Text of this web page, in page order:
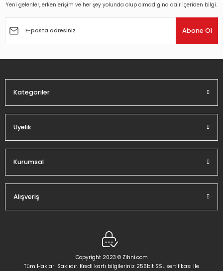
Ürün açıklamasında eksik bilgiler bulunuyor.
Yeni gelenler, erken erişim ve her şey yolunda olup olmadığına dair içeriden bilgi.
Abone Ol
Kategoriler
Üyelik
Kurumsal
Alışveriş
Copyright 2023 © Zihni.com
Tüm Hakları Saklıdır. Kredi kartı bilgileriniz 256bit SSL sertifikası ile